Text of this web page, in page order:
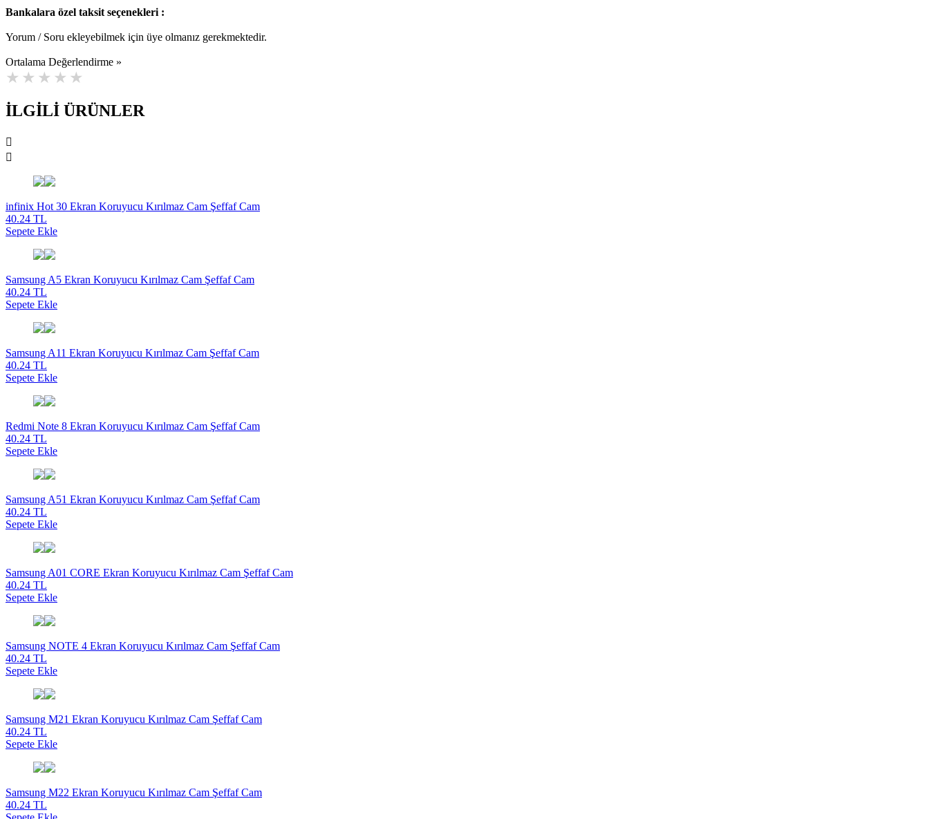
Bankalara özel taksit seçenekleri :
Yorum / Soru ekleyebilmek için üye olmanız gerekmektedir.
Ortalama Değerlendirme »
İLGİLİ ÜRÜNLER
infinix Hot 30 Ekran Koruyucu Kırılmaz Cam Şeffaf Cam
40.24 TL
Sepete Ekle
Samsung A5 Ekran Koruyucu Kırılmaz Cam Şeffaf Cam
40.24 TL
Sepete Ekle
Samsung A11 Ekran Koruyucu Kırılmaz Cam Şeffaf Cam
40.24 TL
Sepete Ekle
Redmi Note 8 Ekran Koruyucu Kırılmaz Cam Şeffaf Cam
40.24 TL
Sepete Ekle
Samsung A51 Ekran Koruyucu Kırılmaz Cam Şeffaf Cam
40.24 TL
Sepete Ekle
Samsung A01 CORE Ekran Koruyucu Kırılmaz Cam Şeffaf Cam
40.24 TL
Sepete Ekle
Samsung NOTE 4 Ekran Koruyucu Kırılmaz Cam Şeffaf Cam
40.24 TL
Sepete Ekle
Samsung M21 Ekran Koruyucu Kırılmaz Cam Şeffaf Cam
40.24 TL
Sepete Ekle
Samsung M22 Ekran Koruyucu Kırılmaz Cam Şeffaf Cam
40.24 TL